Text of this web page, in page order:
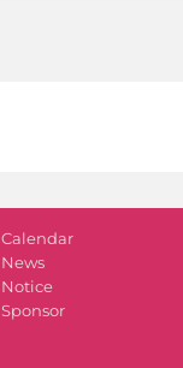
Calendar
News
Notice
Sponsor